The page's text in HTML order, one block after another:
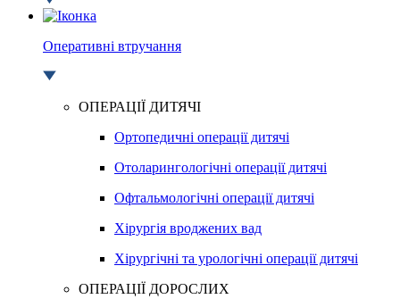
Оперативні втручання
ОПЕРАЦІЇ ДИТЯЧІ
Ортопедичні операції дитячі
Отоларингологічні операції дитячі
Офтальмологічні операції дитячі
Хірургія вроджених вад
Хірургічні та урологічні операції дитячі
ОПЕРАЦІЇ ДОРОСЛИХ